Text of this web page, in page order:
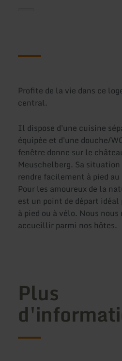
Profite de la vie dans ce
central.
Il dispose d'une cuisine
équipée et d'une douche/
fenêtre donne sur le
Meuschelberg. Sa
rendre facilement à pied
Pour les amoureux de la
est un point de départ idéal
à pied ou à vélo. Nous
accueillir parmi nos hôtes.
Plus